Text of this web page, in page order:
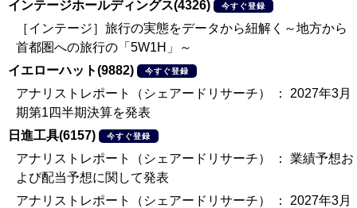
インテージホールディングス(4326) 今すぐ登録
［インテージ］旅行の実態をデータから紐解く～地方から
首都圏への旅行の「5W1H」～
イエローハット(9882)
今すぐ登録
アナリストレポート（シェアードリサーチ） ： 2027年3月
期第1四半期決算を発表
日進工具(6157)
今すぐ登録
アナリストレポート（シェアードリサーチ） ： 業績予想お
よび配当予想に関して発表
アナリストレポート（シェアードリサーチ） ： 2027年3月